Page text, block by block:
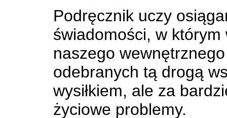
Podręcznik uczy
świadomości, w którym
naszego
odebranych tą drogą
wysiłkiem, ale za
życiowe problemy.